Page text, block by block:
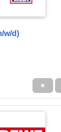
w/d)
★